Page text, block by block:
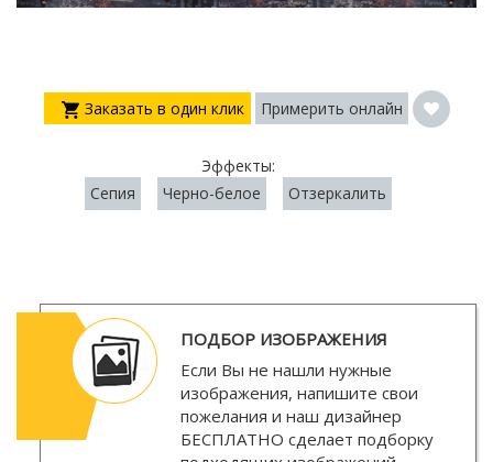
Заказать в один клик Примерить онлайн
Эффекты:
Сепия
Черно-белое Отзеркалить
ПОДБОР ИЗОБРАЖЕНИЯ
Если Вы не нашли нужные
изображения, напишите свои
пожелания и наш дизайнер
БЕСПЛАТНО сделает подборку